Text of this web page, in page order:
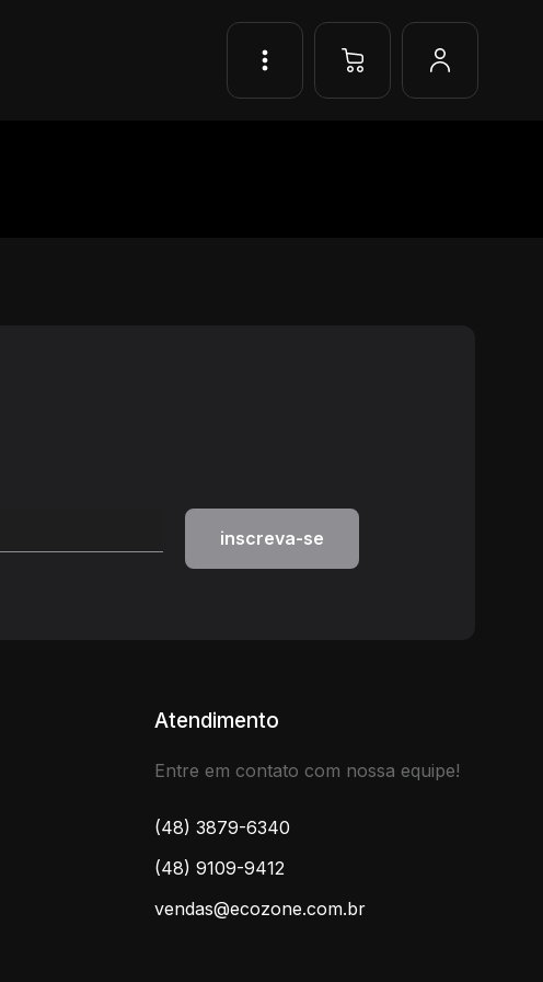
Atendimento
Entre em contato com nossa equipe!
(48) 3879-6340
(48) 9109-9412
vendas@ecozone.com.br